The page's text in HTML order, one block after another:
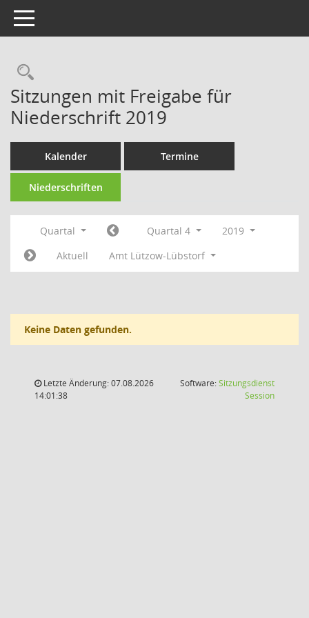
Toggle navigation
Rechercheauswahl
Sitzungen mit Freigabe für
Niederschrift 2019
Kalender Termine
Niederschriften
Quartal Quartal 4
2019
Aktuell
Amt Lützow-Lübstorf
Keine Daten gefunden.
Letzte Änderung: 07.08.2026
14:01:38
Software:Sitzungsdienst
Session(Wird in